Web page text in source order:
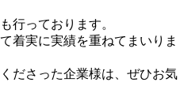
行っております。
着実に実績を重ねてまいりま
ださった企業様は、ぜひお気